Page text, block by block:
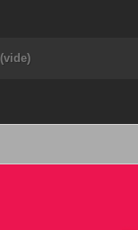
(vide)